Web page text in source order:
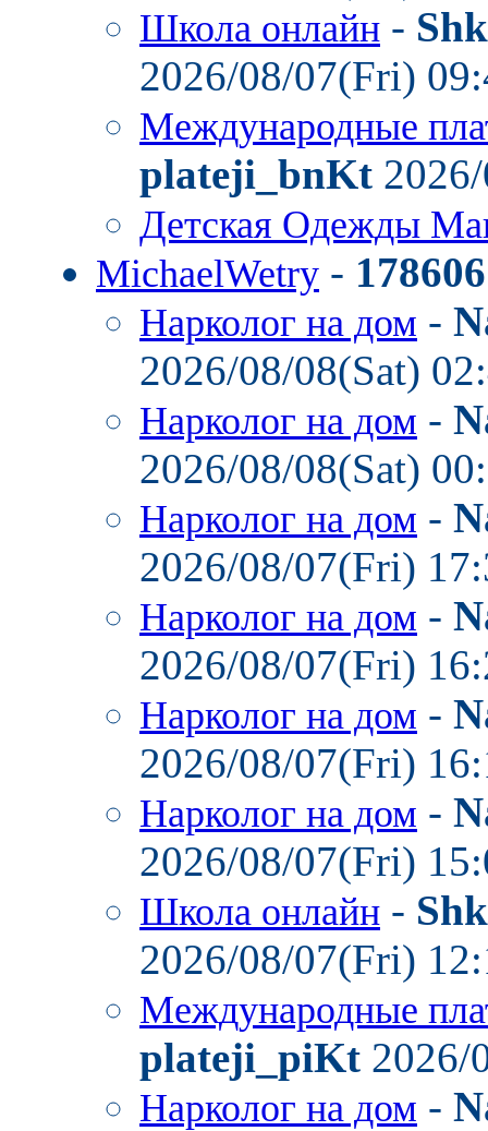
Школа онлайн -
2026/08/07(Fri)
Международные
plateji_bnKt
Детская Одежды
MichaelWetry -
Нарколог на дом -
2026/08/08(Sat)
Нарколог на дом -
2026/08/08(Sat)
Нарколог на дом -
2026/08/07(Fri)
Нарколог на дом -
2026/08/07(Fri)
Нарколог на дом -
2026/08/07(Fri)
Нарколог на дом -
2026/08/07(Fri)
Школа онлайн -
2026/08/07(Fri)
Международные
plateji_piKt 2026/
Нарколог на дом -